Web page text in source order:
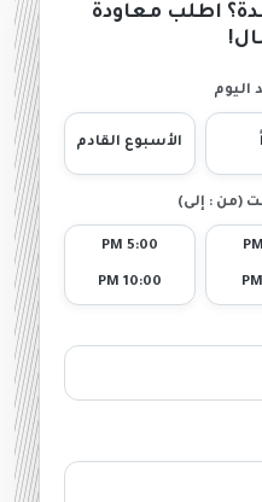
اطلب معاودة
اليوم
الأسبوع القادم
(من : إلى)
5:00 PM
10:00 PM